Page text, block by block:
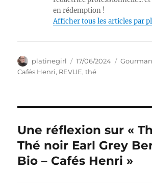
en rédemption !
Afficher tous les articles par
Auteur
platinegirl
Publié
le
17/06/2024
Cafés Henri, REVUE,thé
Une réflexion sur «
Thé noir Earl Grey
Bio – Cafés Henri »